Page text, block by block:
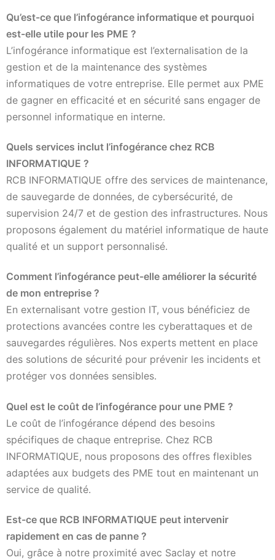
Qu’est-ce que l’infogérance informatique et pourquoi
est-elle utile pour les PME ?
L’infogérance informatique est l’externalisation de la
gestion et de la maintenance des systèmes
informatiques de votre entreprise. Elle permet aux PME
de gagner en efficacité et en sécurité sans engager de
personnel informatique en interne.
Quels services inclut l’infogérance chez RCB
INFORMATIQUE ?
RCB INFORMATIQUE offre des services de maintenance,
de sauvegarde de données, de cybersécurité, de
supervision 24/7 et de gestion des infrastructures. Nous
proposons également du matériel informatique de haute
qualité et un support personnalisé.
Comment l’infogérance peut-elle améliorer la sécurité
de mon entreprise ?
En externalisant votre gestion IT, vous bénéficiez de
protections avancées contre les cyberattaques et de
sauvegardes régulières. Nos experts mettent en place
des solutions de sécurité pour prévenir les incidents et
protéger vos données sensibles.
Quel est le coût de l’infogérance pour une PME ?
Le coût de l’infogérance dépend des besoins
spécifiques de chaque entreprise. Chez RCB
INFORMATIQUE, nous proposons des offres flexibles
adaptées aux budgets des PME tout en maintenant un
service de qualité.
Est-ce que RCB INFORMATIQUE peut intervenir
rapidement en cas de panne ?
Oui, grâce à notre proximité avec Saclay et notre